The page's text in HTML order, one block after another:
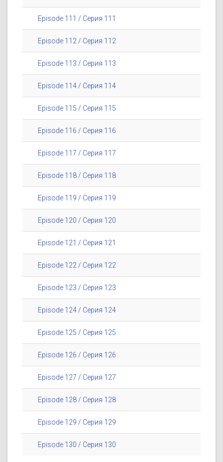
Episode 111 / Серия 111
Episode 112 / Серия 112
Episode 113 / Серия 113
Episode 114 / Серия 114
Episode 115 / Серия 115
Episode 116 / Серия 116
Episode 117 / Серия 117
Episode 118 / Серия 118
Episode 119 / Серия 119
Episode 120 / Серия 120
Episode 121 / Серия 121
Episode 122 / Серия 122
Episode 123 / Серия 123
Episode 124 / Серия 124
Episode 125 / Серия 125
Episode 126 / Серия 126
Episode 127 / Серия 127
Episode 128 / Серия 128
Episode 129 / Серия 129
Episode 130 / Серия 130